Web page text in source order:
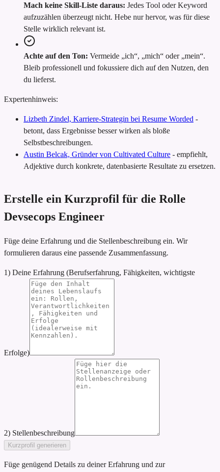
Mach keine Skill-Liste daraus: Jedes Tool oder Keyword
aufzuzählen überzeugt nicht. Hebe nur hervor, was für diese
Stelle wirklich relevant ist.
Achte auf den Ton: Vermeide „ich“, „mich“ oder „mein“.
Bleib professionell und fokussiere dich auf den Nutzen, den
du lieferst.
Expertenhinweis:
Lizbeth Zindel, Karriere-Strategin bei Resume Worded -
betont, dass Ergebnisse besser wirken als bloße
Selbstbeschreibungen.
Austin Belcak, Gründer von Cultivated Culture - empfiehlt,
Adjektive durch konkrete, datenbasierte Resultate zu ersetzen.
Erstelle ein Kurzprofil für die Rolle
Devsecops Engineer
Füge deine Erfahrung und die Stellenbeschreibung ein. Wir
formulieren daraus eine passende Zusammenfassung.
1) Deine Erfahrung (Berufserfahrung, Fähigkeiten, wichtigste
Erfolge)
2) Stellenbeschreibung
Kurzprofil generieren
Füge genügend Details zu deiner Erfahrung und zur